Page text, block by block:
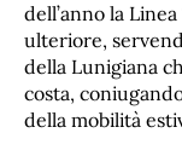
dell’anno la
ulteriore,
della Lunigiana
costa,
della mobilità